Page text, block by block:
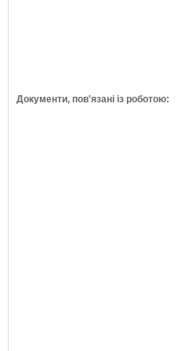
Документи, пов'язані із роботою: